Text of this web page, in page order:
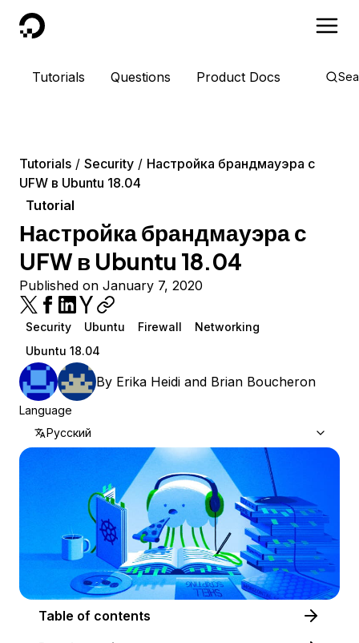
DigitalOcean
Tutorials Questions Product Docs
Tutorials Security
Настройка брандмауэра с
UFW в Ubuntu 18.04
Tutorial
Настройка брандмауэра с
UFW в Ubuntu 18.04
Published on January 7, 2020
Security Ubuntu Firewall
Networking
Ubuntu 18.04
By Erika Heidi and Brian Boucheron
Language
Русский
Table of contents